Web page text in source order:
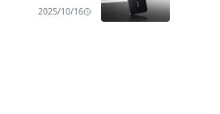
2025/10/16